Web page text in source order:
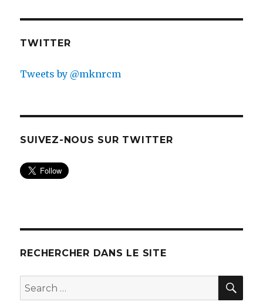
TWITTER
Tweets by @mknrcm
SUIVEZ-NOUS SUR TWITTER
RECHERCHER DANS LE SITE
Search
for: